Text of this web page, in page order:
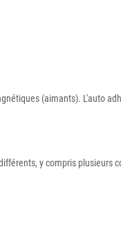
(aimants). L'auto
y compris plusieurs